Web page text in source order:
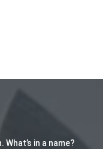
in a name?